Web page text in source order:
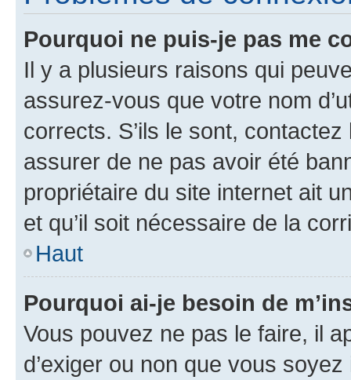
Pourquoi ne puis-je pas me
Il y a plusieurs raisons qui
assurez-vous que votre nom
corrects. S’ils le sont,
assurer de ne pas avoir été
propriétaire du site internet ait
et qu’il soit nécessaire de la
Haut
Pourquoi ai-je besoin de
Vous pouvez ne pas le faire, il
d’exiger ou non que vous